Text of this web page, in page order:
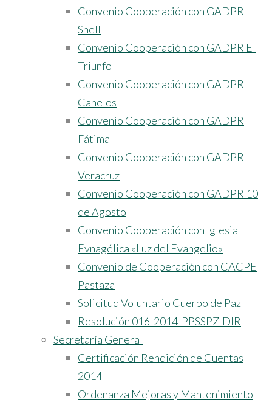
Convenio Cooperación con GADPR
Shell
Convenio Cooperación con GADPR El
Triunfo
Convenio Cooperación con GADPR
Canelos
Convenio Cooperación con GADPR
Fátima
Convenio Cooperación con GADPR
Veracruz
Convenio Cooperación con GADPR 10
de Agosto
Convenio Cooperación con Iglesia
Evnagélica «Luz del Evangelio»
Convenio de Cooperación con CACPE
Pastaza
Solicitud Voluntario Cuerpo de Paz
Resolución 016-2014-PPSSPZ-DIR
Secretaría General
Certificación Rendición de Cuentas
2014
Ordenanza Mejoras y Mantenimiento